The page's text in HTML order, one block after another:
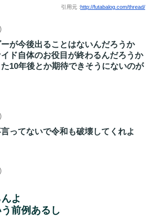
引用元 :http://futabalog.com/thread/
が今後出ることはないんだろうか
ド自体のお役目が終わるんだろうか
10年後とか期待できそうにないのが
ってないで令和も破壊してくれよ
よ
前例あるし